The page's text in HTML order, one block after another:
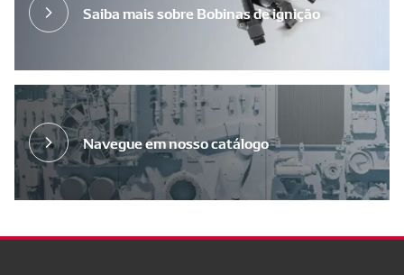
Saiba mais sobre Bobinas de ignição
Navegue em nosso catálogo